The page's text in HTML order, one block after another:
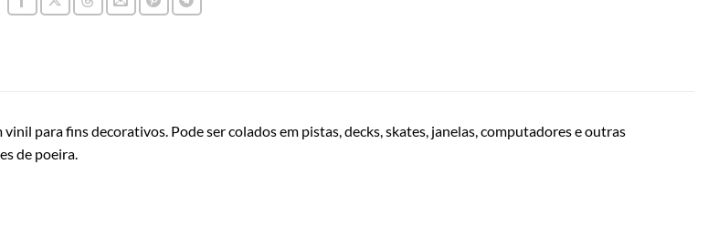
para fins decorativos. Pode ser colados em pistas, decks, skates, janelas, computadores e outras
de poeira.